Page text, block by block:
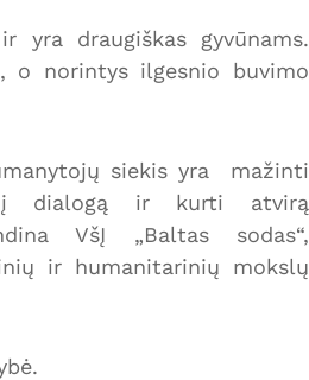
yra draugiškas gyvūnams.
o norintys ilgesnio buvimo
siekis yra mažinti
dialogą ir kurti atvirą
VšĮ „Baltas sodas“,
ir humanitarinių mokslų